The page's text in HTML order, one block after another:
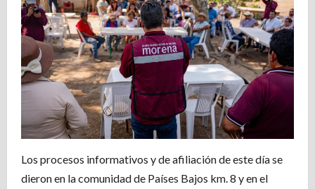
Los procesos informativos y de afiliación de este día se
dieron en la comunidad de Países Bajos km. 8 y en el